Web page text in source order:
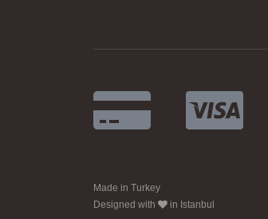
Made in Turkey
Designed with
in Istanbul